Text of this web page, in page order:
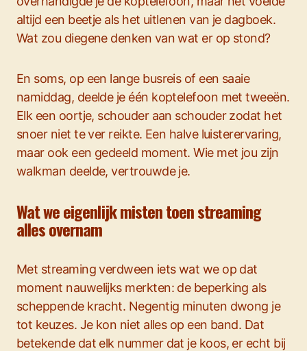
altijd een beetje als het uitlenen van je dagboek.
Wat zou diegene denken van wat er op stond?
En soms, op een lange busreis of een saaie
namiddag, deelde je één koptelefoon met tweeën.
Elk een oortje, schouder aan schouder zodat het
snoer niet te ver reikte. Een halve luisterervaring,
maar ook een gedeeld moment. Wie met jou zijn
walkman deelde, vertrouwde je.
Wat we eigenlijk misten toen streaming
alles overnam
Met streaming verdween iets wat we op dat
moment nauwelijks merkten: de beperking als
scheppende kracht. Negentig minuten dwong je
tot keuzes. Je kon niet alles op een band. Dat
betekende dat elk nummer dat je koos, er echt bij